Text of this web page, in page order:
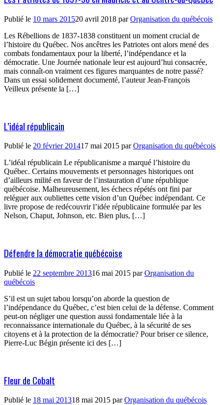
Publié le 10 mars 201520 avril 2018 parOrganisation du québécois
Les Rébellions de 1837-1838 constituent un moment crucial de
l’histoire du Québec. Nos ancêtres les Patriotes ont alors mené des
combats fondamentaux pour la liberté, l’indépendance et la
démocratie. Une Journée nationale leur est aujourd’hui consacrée,
mais connaît-on vraiment ces figures marquantes de notre passé?
Dans un essai solidement documenté, l’auteur Jean-François
Veilleux présente la […]
L’idéal républicain
Publié le 20 février 201417 mai 2015 parOrganisation du québécois
L’idéal républicain Le républicanisme a marqué l’histoire du
Québec. Certains mouvements et personnages historiques ont
d’ailleurs milité en faveur de l’instauration d’une république
québécoise. Malheureusement, les échecs répétés ont fini par
reléguer aux oubliettes cette vision d’un Québec indépendant. Ce
livre propose de redécouvrir l’idée républicaine formulée par les
Nelson, Chaput, Johnson, etc. Bien plus, […]
Défendre la démocratie québécoise
Publié le 22 septembre 201316 mai 2015 parOrganisation du
québécois
S’il est un sujet tabou lorsqu’on aborde la question de
l’indépendance du Québec, c’est bien celui de la défense. Comment
peut-on négliger une question aussi fondamentale liée à la
reconnaissance internationale du Québec, à la sécurité de ses
citoyens et à la protection de la démocratie? Pour briser ce silence,
Pierre-Luc Bégin présente ici des […]
Fleur de Cobalt
Publié le 18 mai 201318 mai 2015 parOrganisation du québécois